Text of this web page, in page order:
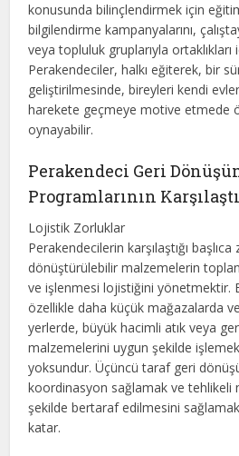
konusunda bilinçlendirmek için
bilgilendirme kampanyalarını,
veya topluluk gruplarıyla ortaklıkları
Perakendeciler, halkı eğiterek, bir
geliştirilmesinde, bireyleri kendi
harekete geçmeye motive etmede
oynayabilir.
Perakendeci Geri
Programlarının
Lojistik Zorluklar
Perakendecilerin karşılaştığı
dönüştürülebilir malzemelerin
ve işlenmesi lojistiğini yönetmektir.
özellikle daha küçük mağazalarda
yerlerde, büyük hacimli atık veya
malzemelerini uygun şekilde
yoksundur. Üçüncü taraf geri
koordinasyon sağlamak ve tehlikeli
şekilde bertaraf edilmesini
katar.